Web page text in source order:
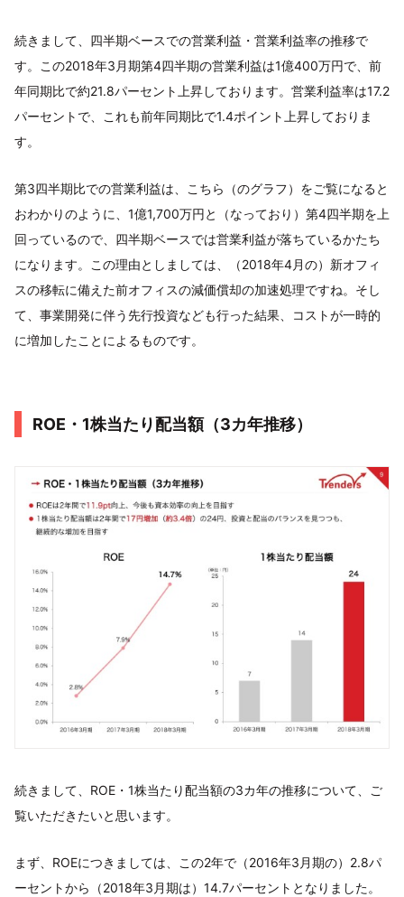
続きまして、四半期ベースでの営業利益・営業利益率の推移で
す。この2018年3月期第4四半期の営業利益は1億400万円で、前
年同期比で約21.8パーセント上昇しております。営業利益率は17.2
パーセントで、これも前年同期比で1.4ポイント上昇しておりま
す。
第3四半期比での営業利益は、こちら（のグラフ）をご覧になると
おわかりのように、1億1,700万円と（なっており）第4四半期を上
回っているので、四半期ベースでは営業利益が落ちているかたち
になります。この理由としましては、（2018年4月の）新オフィ
スの移転に備えた前オフィスの減価償却の加速処理ですね。そし
て、事業開発に伴う先行投資なども行った結果、コストが一時的
に増加したことによるものです。
ROE・1株当たり配当額（3カ年推移）
続きまして、ROE・1株当たり配当額の3カ年の推移について、ご
覧いただきたいと思います。
まず、ROEにつきましては、この2年で（2016年3月期の）2.8パ
ーセントから（2018年3月期は）14.7パーセントとなりました。